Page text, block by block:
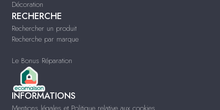
Décoration
RECHERCHE
Rechercher un produit
Recherche par marque
Le Bonus Réparation
INFORMATIONS